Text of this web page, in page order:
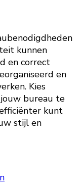
kunnen
en correct
en
Kies
bureau te
kunt
stijl en